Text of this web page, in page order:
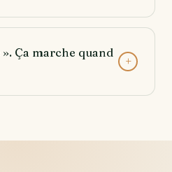
Ça marche quand
+